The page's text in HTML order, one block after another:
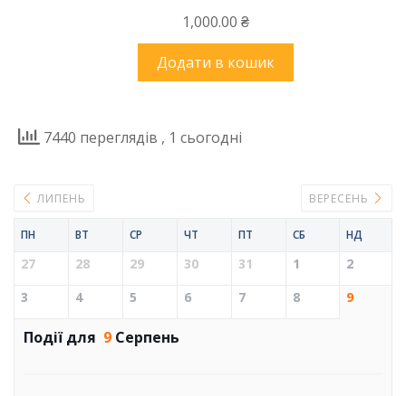
1,000.00 ₴
Додати в кошик
7440 переглядів , 1 сьогодні
ЛИПЕНЬ ВЕРЕСЕНЬ
ПН ВТ СР ЧТ ПТ СБ НД
27 28 29 30 31 1
2
3
4 5 6 7 8 9
Події для 9 Серпень